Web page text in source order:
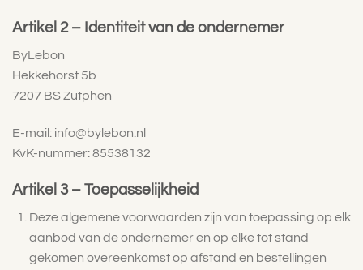
Artikel 2 – Identiteit van de ondernemer
ByLebon
Hekkehorst 5b
7207 BS Zutphen
E-mail: info@bylebon.nl
KvK-nummer: 85538132
Artikel 3 – Toepasselijkheid
Deze algemene voorwaarden zijn van toepassing op elk
aanbod van de ondernemer en op elke tot stand
gekomen overeenkomst op afstand en bestellingen